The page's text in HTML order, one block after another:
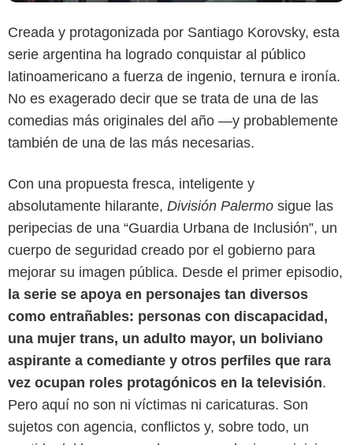
Creada y protagonizada por Santiago Korovsky, esta
serie argentina ha logrado conquistar al público
latinoamericano a fuerza de ingenio, ternura e ironía.
No es exagerado decir que se trata de una de las
comedias más originales del año —y probablemente
también de una de las más necesarias.
Con una propuesta fresca, inteligente y
absolutamente hilarante, División Palermo sigue las
peripecias de una “Guardia Urbana de Inclusión”, un
cuerpo de seguridad creado por el gobierno para
mejorar su imagen pública. Desde el primer episodio,
la serie se apoya en personajes tan diversos
como entrañables: personas con discapacidad,
una mujer trans, un adulto mayor, un boliviano
aspirante a comediante y otros perfiles que rara
vez ocupan roles protagónicos en la televisión.
Pero aquí no son ni víctimas ni caricaturas. Son
sujetos con agencia, conflictos y, sobre todo, un
Netflix